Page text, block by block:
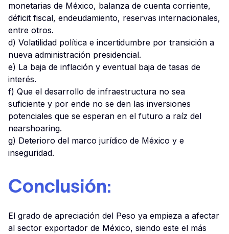
monetarias de México, balanza de cuenta corriente,
déficit fiscal, endeudamiento, reservas internacionales,
entre otros.
d) Volatilidad política e incertidumbre por transición a
nueva administración presidencial.
e) La baja de inflación y eventual baja de tasas de
interés.
f) Que el desarrollo de infraestructura no sea
suficiente y por ende no se den las inversiones
potenciales que se esperan en el futuro a raíz del
nearshoaring.
g) Deterioro del marco jurídico de México y e
inseguridad.
Conclusión:
El grado de apreciación del Peso ya empieza a afectar
al sector exportador de México, siendo este el más